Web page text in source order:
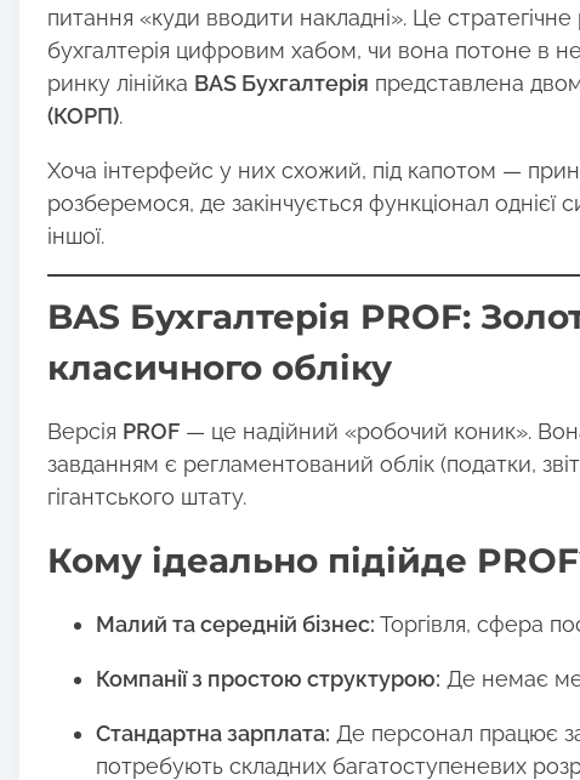
i
s
p
o
t
o
n
:
питання «куди вводити накладні». Це
бухгалтерія цифровим хабом, чи вона потоне в
ринку лінійка BAS Бухгалтерія представлена
(КОРП).
Хоча інтерфейс у них схожий, під капотом —
розберемося, де закінчується функціонал
іншої.
BAS Бухгалтерія PROF:
класичного обліку
Версія PROF— це надійний «робочий коник».
завданням є регламентований облік (податки,
гігантського штату.
Кому ідеально підійде
Малий та середній бізнес: Торгівля, сфера
Компанії з простою структурою: Де немає
Стандартна зарплата: Де персонал працює
потребують складних багатоступеневих